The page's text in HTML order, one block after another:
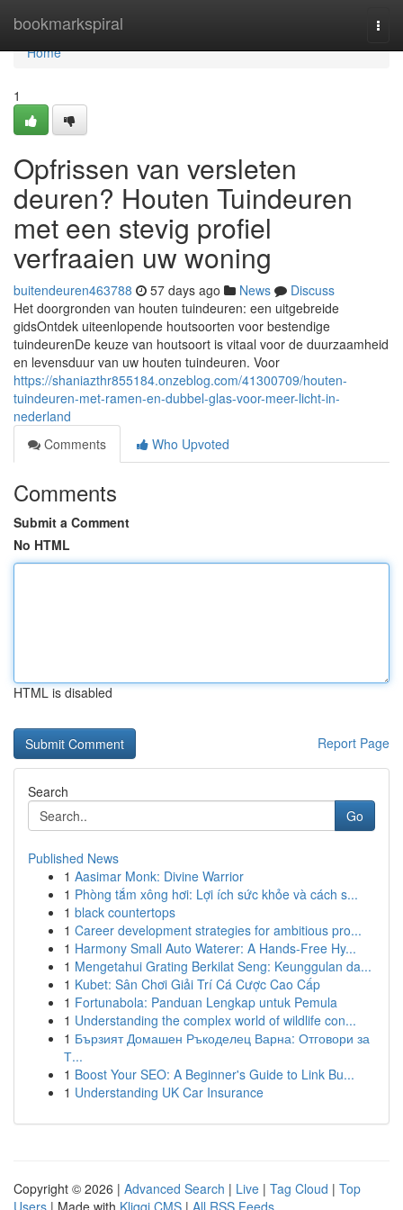
bookmarkspiral
Home
Home
1
Opfrissen van versleten
deuren? Houten Tuindeuren
met een stevig profiel
verfraaien uw woning
buitendeuren463788 57 days ago News
Discuss
Het doorgronden van houten tuindeuren: een uitgebreide
gidsOntdek uiteenlopende houtsoorten voor bestendige
tuindeurenDe keuze van houtsoort is vitaal voor de duurzaamheid
en levensduur van uw houten tuindeuren. Voor
https://shaniazthr855184.onzeblog.com/41300709/houten-
tuindeuren-met-ramen-en-dubbel-glas-voor-meer-licht-in-
nederland
Comments
Who Upvoted
Comments
Submit a Comment
No HTML
HTML is disabled
Report Page
Search
Go
Published News
1 Aasimar Monk: Divine Warrior
1 Phòng tắm xông hơi: Lợi ích sức khỏe và cách s...
1 black countertops
1 Career development strategies for ambitious pro...
1 Harmony Small Auto Waterer: A Hands-Free Hy...
1 Mengetahui Grating Berkilat Seng: Keunggulan da...
1 Kubet: Sân Chơi Giải Trí Cá Cược Cao Cấp
1 Fortunabola: Panduan Lengkap untuk Pemula
1 Understanding the complex world of wildlife con...
1 Бързият Домашен Ръкоделец Варна: Отговори за
Т...
1 Boost Your SEO: A Beginner's Guide to Link Bu...
1 Understanding UK Car Insurance
Copyright © 2026 | Advanced Search | Live | Tag Cloud | Top
Users | Made with Kliqqi CMS | All RSS Feeds